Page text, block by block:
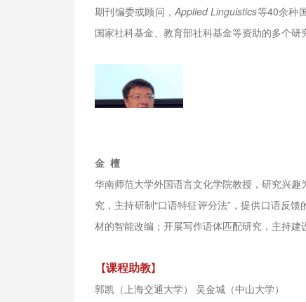
期刊编委或顾问，Applied Linguistics等40余种
国家社科基金、教育部社科基金等资助的多个研
金 檀
华南师范大学外国语言文化学院教授，研究兴
究，主持研制“口语特征评分法”，提供口语反
材的智能改编；开展写作语体匹配研究，主持建
【课程助教】
郭凯（上海交通大学） 吴金城（中山大学）